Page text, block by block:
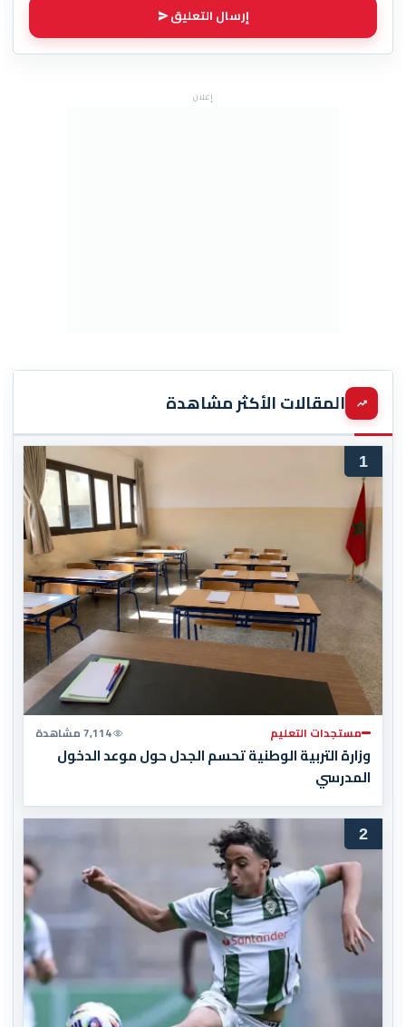
إرسال التعليق
إعلان
المقالات الأكثر مشاهدة
1
مستجدات التعليم 7,114 مشاهدة
وزارة التربية الوطنية تحسم الجدل حول موعد الدخول
المدرسي
2